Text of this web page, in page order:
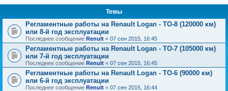
Темы
Регламентные работы на Renault Logan - ТО-8 (120000 км)
или 8-й год эксплуатации
Последнее сообщение Renult « 07 сен 2015, 16:45
Регламентные работы на Renault Logan - ТО-7 (105000 км)
или 7-й год эксплуатации
Последнее сообщение Renult « 07 сен 2015, 16:45
Регламентные работы на Renault Logan - ТО-6 (90000 км)
или 6-й год эксплуатации
Последнее сообщение Renult « 07 сен 2015, 16:44